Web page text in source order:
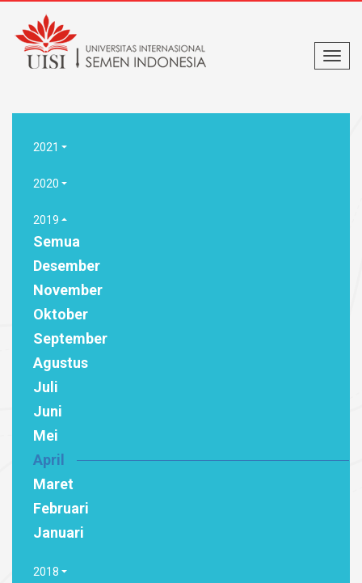
2021
2020
2019
Semua
Desember
November
Oktober
September
Agustus
Juli
Juni
Mei
April
Maret
Februari
Januari
2018